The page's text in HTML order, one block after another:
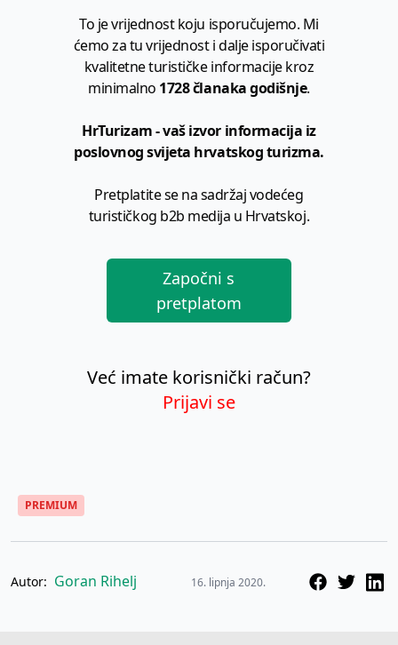
To je vrijednost koju isporučujemo. Mi
ćemo za tu vrijednost i dalje isporučivati
kvalitetne turističke informacije kroz
minimalno 1728 članaka godišnje.
HrTurizam - vaš izvor informacija iz
poslovnog svijeta hrvatskog turizma.
Pretplatite se na sadržaj vodećeg
turističkog b2b medija u Hrvatskoj.
Započni s
pretplatom
Već imate korisnički račun?
Prijavi se
PREMIUM
Autor: Goran Rihelj 16. lipnja 2020.